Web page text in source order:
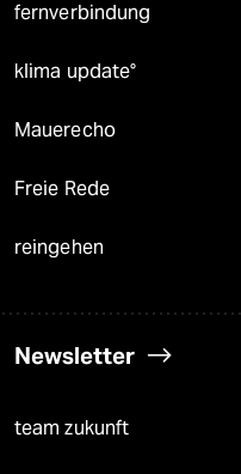
fernverbindung
klima update°
Mauerecho
Freie Rede
reingehen
Newsletter
team zukunft